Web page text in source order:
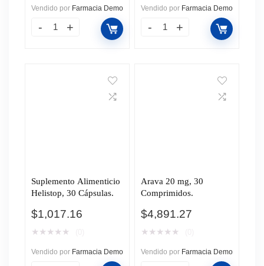
Vendido por Farmacia Demo Vendido por Farmacia Demo
Suplemento Alimenticio
Helistop, 30 Cápsulas.
$1,017.16
★ ★ ★ ★ ★
Vendido por Farmacia Demo
Arava 20 mg, 30
Comprimidos.
$4,891.27
★ ★ ★ ★ ★
Vendido por Farmacia Demo